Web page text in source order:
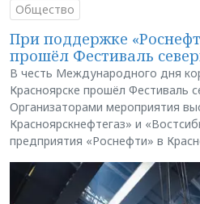
Общество
При поддержке
прошёл Фестиваль
В честь Международного дня
Красноярске прошёл Фестиваль
Организаторами мероприятия
Красноярскнефтегаз» и
предприятия «Роснефти» в